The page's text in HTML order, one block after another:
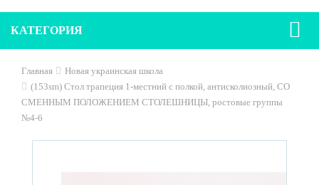
КАТЕГОРИЯ
Главная
Новая украинская школа
(153sm) Стол трапеция 1-местний с полкой, антисколиозный, СО
СМЕННЫМ ПОЛОЖЕНИЕМ СТОЛЕШНИЦЫ, ростовые группы
№4-6